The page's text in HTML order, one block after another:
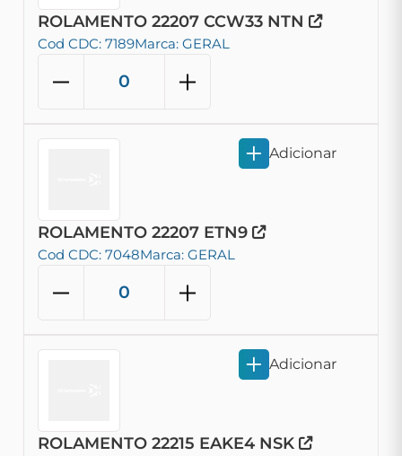
ROLAMENTO 22207 CCW33 NTN
Cod CDC: 7189Marca: GERAL
ROLAMENTO 22207 ETN9
Cod CDC: 7048Marca: GERAL
Adicionar
ROLAMENTO 22215 EAKE4 NSK
Adicionar